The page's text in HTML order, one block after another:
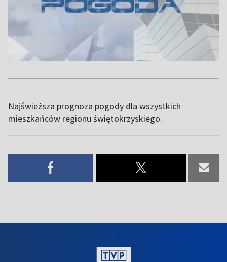
.
Najświeższa prognoza pogody dla wszystkich
mieszkańców regionu świętokrzyskiego.